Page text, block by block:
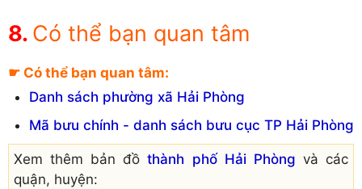
Có thể bạn quan tâm
☛ Có thể bạn quan tâm:
Danh sách phường xã Hải Phòng
Mã bưu chính - danh sách bưu cục TP Hải Phòng
Xem thêm bản đồthành phố Hải Phòng và các
quận, huyện: